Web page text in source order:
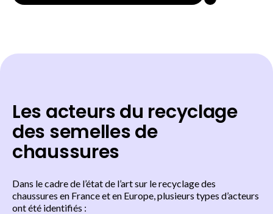
Les acteurs du recyclage
des semelles de
chaussures
Dans le cadre de l’état de l’art sur le recyclage des
chaussures en France et en Europe, plusieurs types d’acteurs
ont été identifiés :